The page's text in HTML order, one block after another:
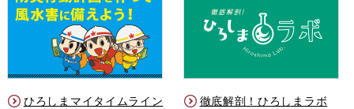
ひろしまマイタイムライン 徹底解剖！ひろしまラボ